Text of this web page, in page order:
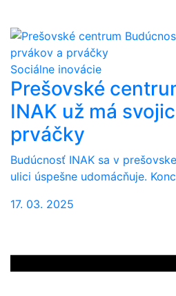
Sociálne inovácie
Prešovské
INAK už má
prváčky
Budúcnosť INAK sa v
ulici úspešne udomácňuje.
17. 03. 2025